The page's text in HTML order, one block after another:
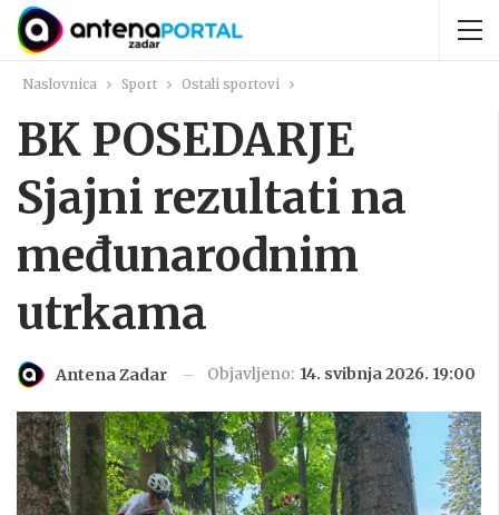
Naslovnica Sport Ostali sportovi
BK POSEDARJE
Sjajni rezultati na
međunarodnim
utrkama
Antena Zadar Objavljeno: 14. svibnja 2026. 19:00